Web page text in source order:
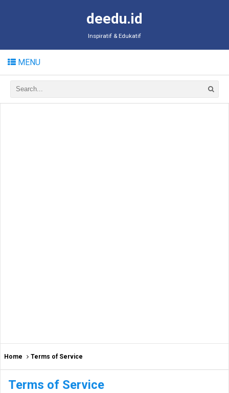
deedu.id
Inspiratif & Edukatif
MENU
Home Terms of Service
Terms of Service